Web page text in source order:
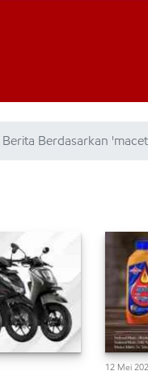
Berita Berdasarkan
12 Mei